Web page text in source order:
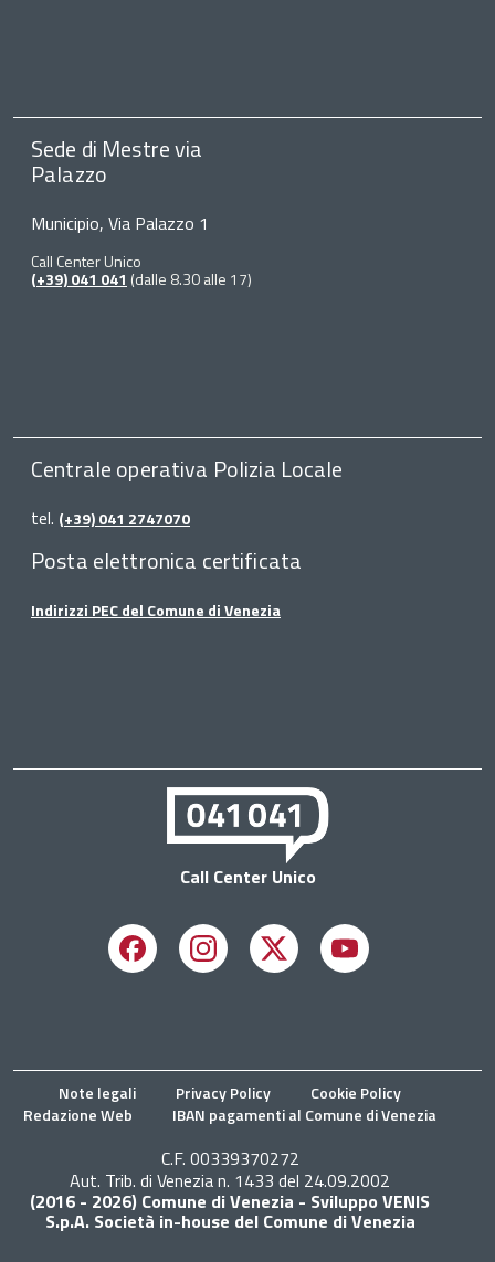
Sede di Mestre via
Palazzo
Municipio, Via Palazzo 1
Call Center Unico
(+39) 041 041 (dalle 8.30 alle 17)
Centrale operativa Polizia Locale
tel. (+39) 041 2747070
Posta elettronica certificata
Indirizzi PEC del Comune di Venezia
Call Center Unico
FacebookInstagramX Youtube
Note legali Privacy Policy
Cookie Policy
Redazione Web
IBAN pagamenti al Comune di Venezia
C.F. 00339370272
Aut. Trib. di Venezia n. 1433 del 24.09.2002
(2016 - 2026) Comune di Venezia - Sviluppo VENIS
S.p.A. Società in-house del Comune di Venezia